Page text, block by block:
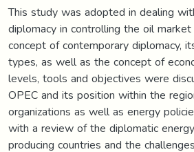
This study was adopted in dealing
diplomacy in controlling the oil market
concept of contemporary diplomacy,
types, as well as the concept of
levels, tools and objectives were
OPEC and its position within the
organizations as well as energy
with a review of the diplomatic
producing countries and the